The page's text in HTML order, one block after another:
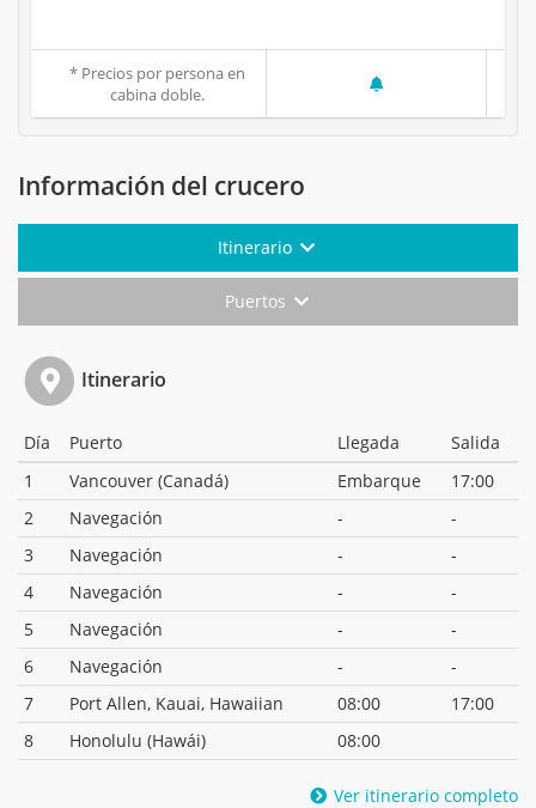
* Precios por persona en
cabina doble.
Información del crucero
Itinerario
Puertos
Itinerario
Día Puerto Llegada
Salida
1
Vancouver (Canadá) Embarque
17:00
2
Navegación -
-
3
Navegación -
-
4
Navegación -
-
5
Navegación -
-
6
Navegación -
-
7
Port Allen, Kauai, Hawaiian 08:00
17:00
8
Honolulu (Hawái) 08:00
Ver itinerario completo